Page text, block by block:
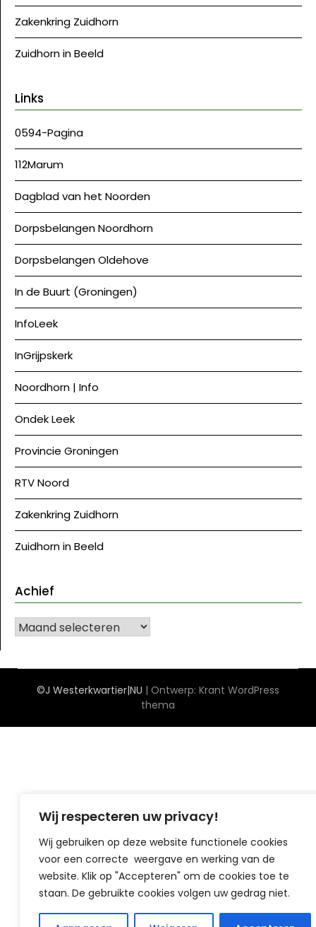
Wij respecteren uw privacy!
Wij gebruiken op deze website functionele cookies
voor een correcte weergave en werking van de
website. Klik op "Accepteren" om de cookies toe te
staan. De gebruikte cookies volgen uw gedrag niet.
Zakenkring Zuidhorn
Zuidhorn in Beeld
Links
0594-Pagina
112Marum
Dagblad van het Noorden
Dorpsbelangen Noordhorn
Dorpsbelangen Oldehove
In de Buurt (Groningen)
InfoLeek
InGrijpskerk
Noordhorn | Info
Ondek Leek
Provincie Groningen
RTV Noord
Zakenkring Zuidhorn
Zuidhorn in Beeld
Achief
Achief
©J Westerkwartier|NU | Ontwerp: Krant WordPress
thema